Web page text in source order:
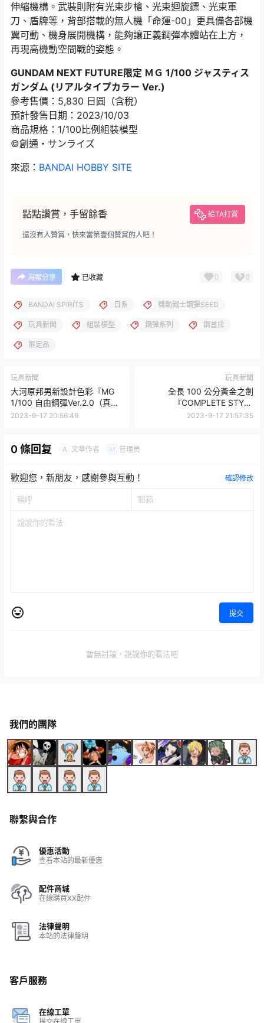
伸縮機構。武裝則附有光束步槍、光束迴旋鏢、光束軍
刀、盾牌等，背部搭載的無人機「命運-00」更具備各部機
翼可動、機身展開機構，能夠讓正義鋼彈本體站在上方，
再現高機動空間戰的姿態。
GUNDAM NEXT FUTURE限定 ＭＧ 1/100 ジャスティス
ガンダム (リアルタイプカラー Ver.)
參考售價：5,830 日圓（含稅）
預計發售日期：2023/10/03
商品規格：1/100比例組裝模型
©創通・サンライズ
來源： BANDAI HOBBY SITE
點點讚賞，手留餘香 給TA打賞
還沒有人贊賞，快來當第壹個贊賞的人吧！
海報分享 已收藏 0 0
BANDAI SPIRITS 日系 機動戰士鋼彈SEED
玩具新聞 組裝模型 鋼彈系列 鋼普拉
限定品
玩具新聞
大河原邦男新設計色彩『MG
1/100 自由鋼彈Ver.2.0（真實
型配色 Ver.）』於 GUNDAM
2023-9-17 20:56:49
玩具新聞
全長 100 公分黃金之劍
『COMPLETE STYLE
GIGANTIC 牙狼劍』收錄豐富
2023-9-17 21:57:35
0 條回复 A 文章作者 M 管理员
歡迎您，新朋友，感謝參與互動！ 確認修改
提交
暫無討論，說說你的看法吧
我們的團隊
聯繫與合作
優惠活動
查看本站的最新優惠
配件商城
在線購買XX配件
法律聲明
本站的法律聲明
客戶服務
在線工單